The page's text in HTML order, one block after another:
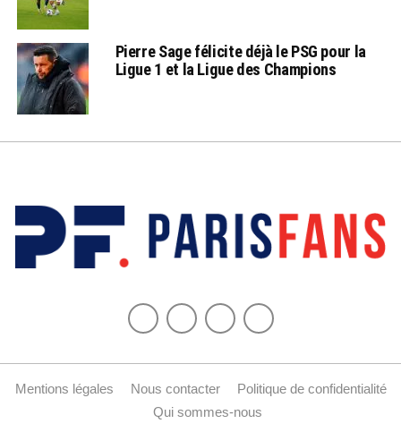
Pierre Sage félicite déjà le PSG pour la
Ligue 1 et la Ligue des Champions
Mentions légales Nous contacter
Politique de confidentialité
Qui sommes-nous